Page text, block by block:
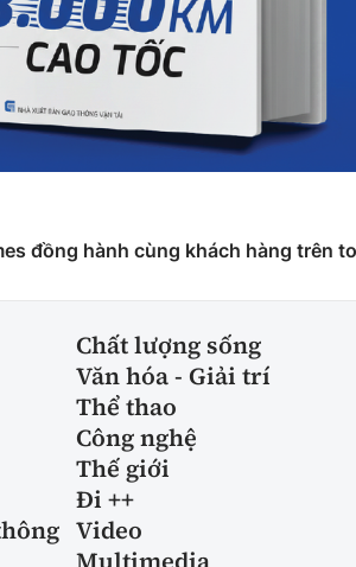
đồng hành cùng khách hàng trên
Chất lượng sống
Văn hóa - Giải trí
Thể thao
Công nghệ
Thế giới
Đi ++
Video